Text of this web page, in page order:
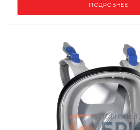
ПОДРОБНЕЕ